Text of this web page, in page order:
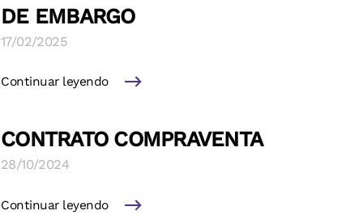
DE EMBARGO
17/02/2025
Continuar leyendo
CONTRATO COMPRAVENTA
28/10/2024
Continuar leyendo